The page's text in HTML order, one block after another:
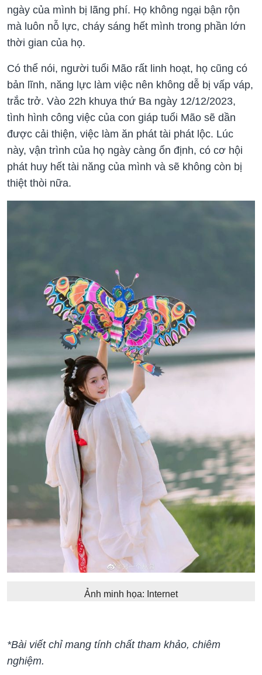
ngày của mình bị lãng phí. Họ không ngại bận rộn
mà luôn nỗ lực, cháy sáng hết mình trong phần lớn
thời gian của họ.
Có thể nói, người tuổi Mão rất linh hoạt, họ cũng có
bản lĩnh, năng lực làm việc nên không dễ bị vấp váp,
trắc trở. Vào 22h khuya thứ Ba ngày 12/12/2023,
tình hình công việc của con giáp tuổi Mão sẽ dần
được cải thiện, việc làm ăn phát tài phát lộc. Lúc
này, vận trình của họ ngày càng ổn định, có cơ hội
phát huy hết tài năng của mình và sẽ không còn bị
thiệt thòi nữa.
Ảnh minh họa: Internet
*Bài viết chỉ mang tính chất tham khảo, chiêm
nghiệm.